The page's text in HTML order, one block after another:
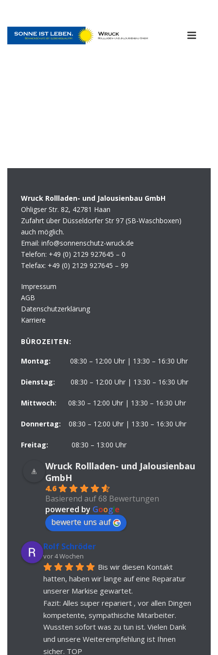
Wruck Rollladen- und Jalousienbau GmbH
Ohligser Str. 82, 42781 Haan
Zufahrt über Düsseldorfer Str 97 (SB-Waschboxen)
auch möglich.
Email: info@sonnenschutz-wruck.de
Telefon: +49 (0) 2129 927645 – 0
Telefax: +49 (0) 2129 927645 – 99
Impressum
AGB
Datenschutzerklärung
Karriere
BÜROZEITEN:
Montag: 08:30 – 12:00 Uhr | 13:30 – 16:30 Uhr
Dienstag: 08:30 – 12:00 Uhr | 13:30 – 16:30 Uhr
Mittwoch: 08:30 – 12:00 Uhr | 13:30 – 16:30 Uhr
Donnertag: 08:30 – 12:00 Uhr | 13:30 – 16:30 Uhr
Freitag: 08:30 – 13:00 Uhr
Wruck Rollladen- und Jalousienbau
GmbH
4.6
Basierend auf 68 Bewertungen
powered by Google
bewerte uns auf
Rolf Schröder
vor 4 Wochen
Bis wir diesen Kontakt
hatten, haben wir lange auf eine Reparatur
unserer Markise gewartet.
Fazit: Alles super repariert , vor allen Dingen
kompetente, sympathische Mitarbeiter.
Wussten sofort was zu tun ist. Vielen Dank
und unsere Weiterempfehlung ist Ihnen
sicher. TOP